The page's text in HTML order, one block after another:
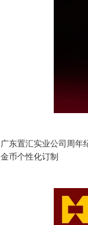
广东置汇实业公司周年
金币个性化订制